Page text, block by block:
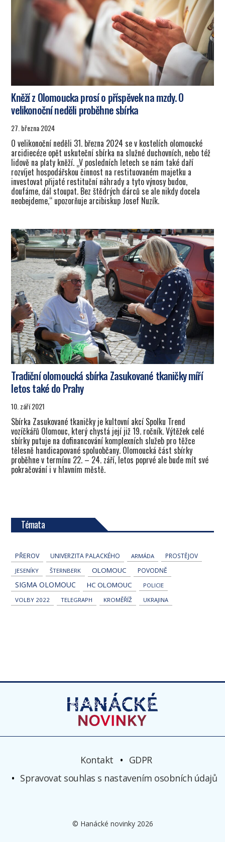
Kněží z Olomoucka prosí o příspěvek na mzdy. O
velikonoční neděli proběhne sbírka
27. března 2024
O velikonoční neděli 31. března 2024 se v kostelích olomoucké
arcidiecéze opět uskuteční sbírka na služné duchovních, nebo též
lidově na platy kněží. „V posledních letech se nám také daří
rozvíjet hospodářskou činnost na restituovaném majetku a
investovat přijaté restituční náhrady a tyto výnosy budou,
doufáme, dál stoupat. Bez štědrých dárců se ale nikdy docela
neobejdeme,“ upozorňuje arcibiskup Josef Nuzík.
Tradiční olomoucká sbírka Zasukované tkaničky míří
letos také do Prahy
10. září 2021
Sbírka Zasukované tkaničky je kultovní akcí Spolku Trend
vozíčkářů Olomouc, který chystá její již 19. ročník. Výtěžek celé
sbírky putuje na dofinancování komplexních služeb pro těžce
tělesně handicapované spoluobčany. Olomoucká část sbírky
proběhne v termínu 22. – 24. září, letos poprvé ale bude mít své
pokračování i v hlavním městě.
Témata
PŘEROV UNIVERZITA PALACKÉHO ARMÁDA PROSTĚJOV
JESENÍKY ŠTERNBERK OLOMOUC POVODNĚ
SIGMA OLOMOUC HC OLOMOUC
POLICIE
VOLBY 2022
TELEGRAPH KROMĚŘÍŽ UKRAJINA
Kontakt
GDPR
Spravovat souhlas s nastavením osobních údajů
© Hanácké novinky 2026